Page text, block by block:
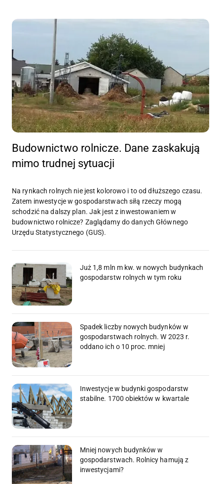
Budownictwo rolnicze. Dane zaskakują
mimo trudnej sytuacji
Na rynkach rolnych nie jest kolorowo i to od dłuższego czasu.
Zatem inwestycje w gospodarstwach siłą rzeczy mogą
schodzić na dalszy plan. Jak jest z inwestowaniem w
budownictwo rolnicze? Zaglądamy do danych Głównego
Urzędu Statystycznego (GUS).
Już 1,8 mln m kw. w nowych budynkach
gospodarstw rolnych w tym roku
Spadek liczby nowych budynków w
gospodarstwach rolnych. W 2023 r.
oddano ich o 10 proc. mniej
Inwestycje w budynki gospodarstw
stabilne. 1700 obiektów w kwartale
Mniej nowych budynków w
gospodarstwach. Rolnicy hamują z
inwestycjami?